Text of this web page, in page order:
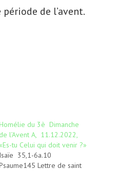
de l’avent.
Homélie du 3è Dimanche
de l’Avent A, 11.12.2022,
tu Celui qui doit venir ?»
Isaïe 35,1-6a.10
Lettre de saint